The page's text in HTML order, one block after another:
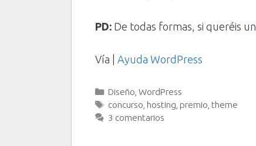
PD: De todas formas, si queréis un
Vía | Ayuda WordPress
Categorías
Diseño ,WordPress
Etiquetas
concurso hosting premio theme
3 comentarios